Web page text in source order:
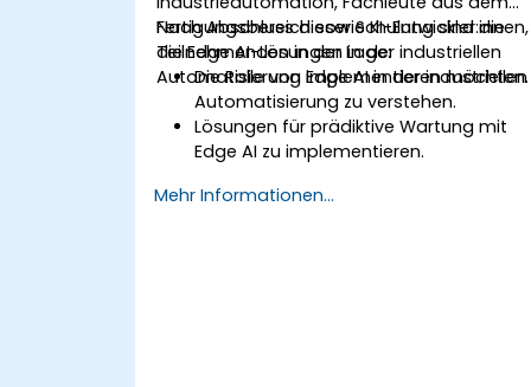
bereitstellen.
Fertigungsbereich sowie KI-Entwickler:innen,
die Edge AI-Lösungen in der industriellen
Automatisierung implementieren möchten.
Nach Abschluss dieser Schulung sind die
Teilnehmenden in der Lage:
Die Rolle von Edge AI in der industriellen
Automatisierung zu verstehen.
Lösungen für prädiktive Wartung mit
Edge AI zu implementieren.
Fertigungsprozessen anzuwenden.
Mehr Informationen...